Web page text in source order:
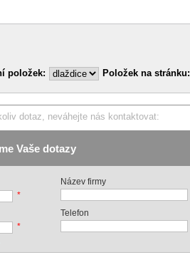
položek: Položek na stránku:
dotaz, neváhejte nás kontaktovat:
Vaše dotazy
*
Název firmy
*
Telefon